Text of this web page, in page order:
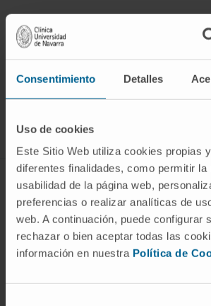
Consentimiento Detalles
Uso de cookies
Este Sitio Web utiliza cookies propias
diferentes finalidades, como permitir la
usabilidad de la página web,
preferencias o realizar analíticas de
web. A continuación, puede configurar
rechazar o bien aceptar todas las
información en nuestra Política de
ABOUT CIMA
Who we are
Research Center of the Clinica
Campus of the Universidad de Navarra